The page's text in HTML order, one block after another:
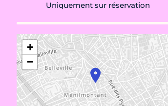
Uniquement sur réservation
+
−